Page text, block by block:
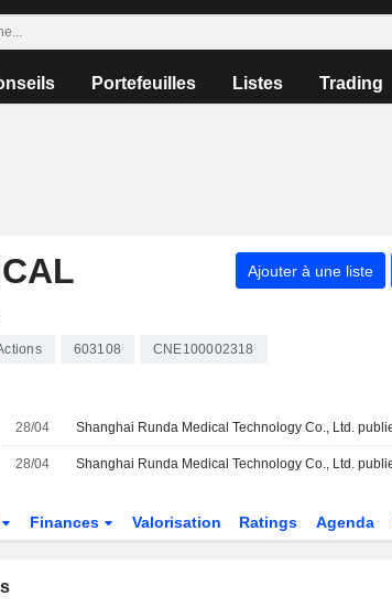
Portefeuilles Listes Trading
Ajouter à une liste
603108 CNE100002318
28/04
28/04
Finances Valorisation Ratings Agenda